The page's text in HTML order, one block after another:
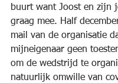
buurt want Joost en zijn
graag mee. Half
mail van de organisatie
mijneigenaar geen
om de wedstrijd te
natuurlijk omwille van